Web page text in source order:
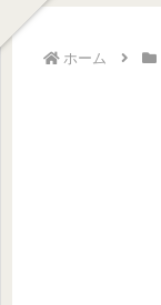
ホーム